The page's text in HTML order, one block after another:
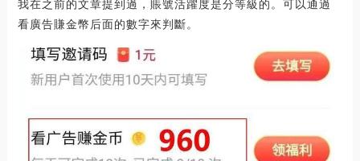
我在之前的文章提到過，賬號活躍度是分等級的。可以通過
看廣告賺金幣后面的數字來判斷。